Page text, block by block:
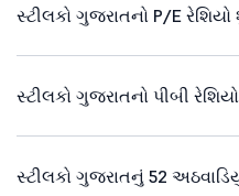
સ્ટીલકો ગુજરાતનો P/E
સ્ટીલકો ગુજરાતનો પીબી
સ્ટીલકો ગુજરાતનું 52